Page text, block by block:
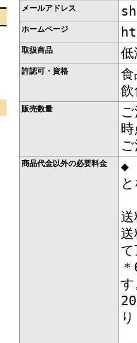
メールアドレス
ホームページ
取扱商品
許認可・資格
食
飲
販売数量
商品代金以外の必要料金
◆
送